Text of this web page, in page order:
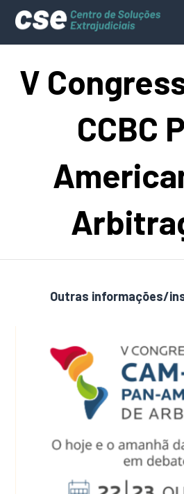
V
CCBC
Outras informações/